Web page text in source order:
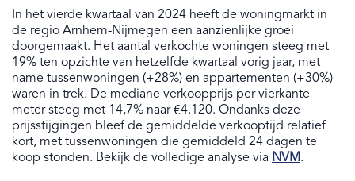
In het vierde kwartaal van 2024 heeft de woningmarkt in
de regio Arnhem-Nijmegen een aanzienlijke groei
doorgemaakt. Het aantal verkochte woningen steeg met
19% ten opzichte van hetzelfde kwartaal vorig jaar, met
name tussenwoningen (+28%) en appartementen (+30%)
waren in trek. De mediane verkoopprijs per vierkante
meter steeg met 14,7% naar €4.120. Ondanks deze
prijsstijgingen bleef de gemiddelde verkooptijd relatief
kort, met tussenwoningen die gemiddeld 24 dagen te
koop stonden. Bekijk de volledige analyse via NVM.